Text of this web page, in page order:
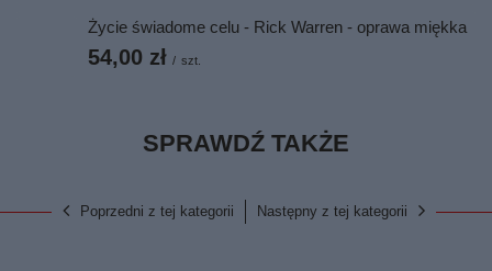
Życie świadome celu - Rick Warren - oprawa miękka
54,00 zł / szt.
SPRAWDŹ TAKŻE
Poprzedni z tej kategorii Następny z tej kategorii